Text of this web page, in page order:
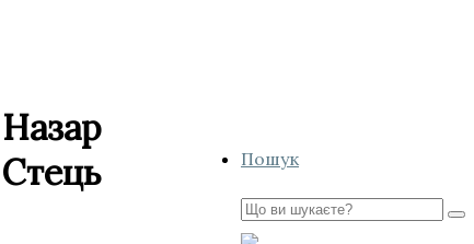
Пошук
Пошук
Назар
Стець